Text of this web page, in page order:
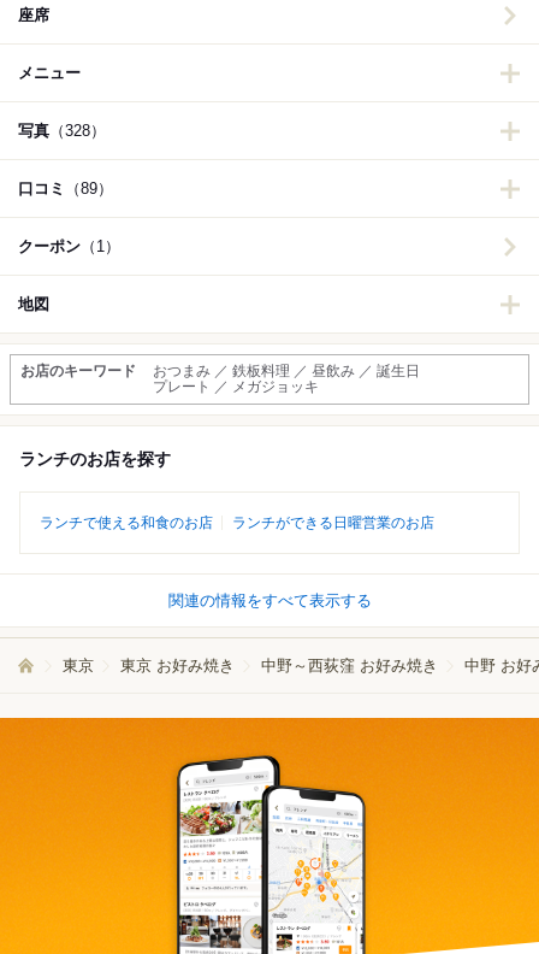
座席
メニュー
写真 （328）
口コミ （89）
クーポン （1）
地図
お店のキーワード
おつまみ ／ 鉄板料理 ／ 昼飲み ／ 誕生日
プレート ／ メガジョッキ
ランチのお店を探す
ランチで使える和食のお店 ランチができる日曜営業のお店
関連の情報をすべて表示する
東京 東京 お好み焼き 中野～西荻窪 お好み焼き 中野 お好